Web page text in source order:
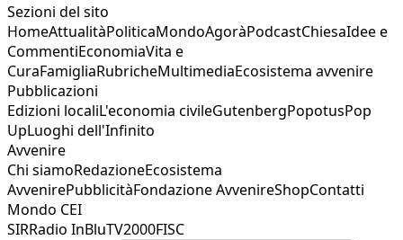
Sezioni del sito
HomeAttualitàPoliticaMondoAgoràPodcastChiesaIdee e
CommentiEconomiaVita e
CuraFamigliaRubricheMultimediaEcosistema avvenire
Pubblicazioni
Edizioni localiL'economia civileGutenbergPopotusPop
UpLuoghi dell'Infinito
Avvenire
Chi siamoRedazioneEcosistema
AvvenirePubblicitàFondazione AvvenireShopContatti
Mondo CEI
SIRRadio InBluTV2000FISC